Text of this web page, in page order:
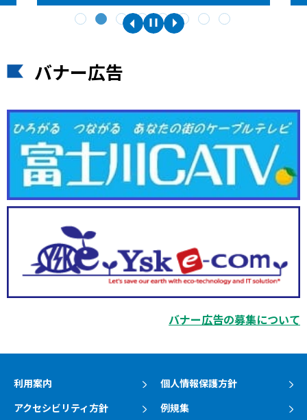
バナー広告
バナー広告の募集について
利用案内
個人情報保護方針
アクセシビリティ方針
例規集